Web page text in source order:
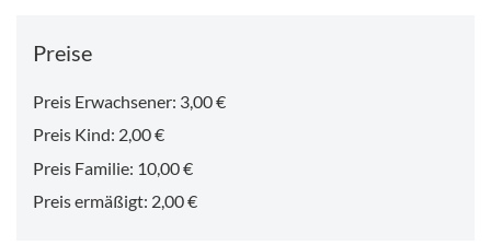
Preise
Preis Erwachsener: 3,00 €
Preis Kind: 2,00 €
Preis Familie: 10,00 €
Preis ermäßigt: 2,00 €